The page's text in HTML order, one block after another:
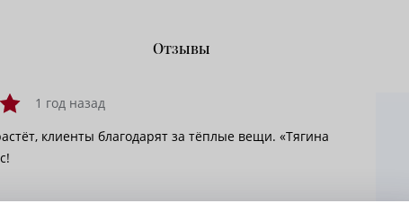
Отзывы
1 год назад
клиенты благодарят за тёплые вещи. «Тягина